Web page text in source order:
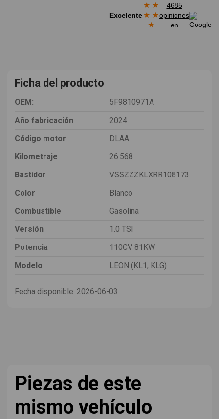
Excelente
★ ★
★ ★
★
4685
opiniones
en
Ficha del producto
OEM:
5F9810971A
Año fabricación
2024
Código motor
DLAA
Kilometraje
26.568
Bastidor
VSSZZZKLXRR108173
Color
Blanco
Combustible
Gasolina
Versión
1.0 TSI
Potencia
110CV 81KW
Modelo
LEON (KL1, KLG)
Fecha disponible: 2026-06-03
Piezas de este
mismo vehículo